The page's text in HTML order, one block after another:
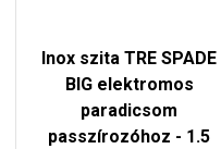
Inox szita TRE SPADE
BIG elektromos
paradicsom
passzírozóhoz - 1.5